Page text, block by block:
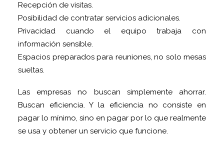
Recepción de visitas.
Posibilidad de contratar servicios adicionales.
Privacidad cuando el equipo trabaja con
información sensible.
Espacios preparados para reuniones, no solo mesas
sueltas.
Las empresas no buscan simplemente ahorrar.
Buscan eficiencia. Y la eficiencia no consiste en
pagar lo mínimo, sino en pagar por lo que realmente
se usa y obtener un servicio que funcione.